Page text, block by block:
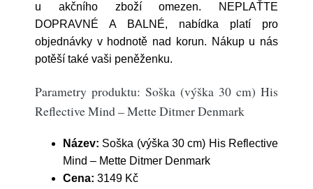
u akčního zboží omezen. NEPLAŤTE
DOPRAVNÉ A BALNÉ, nabídka platí pro
objednávky v hodnotě nad korun. Nákup u nás
potěší také vaši peněženku.
Parametry produktu: Soška (výška 30 cm) His
Reflective Mind – Mette Ditmer Denmark
Název: Soška (výška 30 cm) His Reflective
Mind – Mette Ditmer Denmark
Cena: 3149 Kč